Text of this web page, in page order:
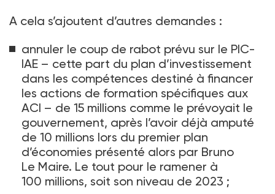
A cela s’ajoutent d’autres demandes :
annuler le coup de rabot prévu sur le PIC-
IAE – cette part du plan d’investissement
dans les compétences destiné à financer
les actions de formation spécifiques aux
ACI – de 15 millions comme le prévoyait le
gouvernement, après l’avoir déjà amputé
de 10 millions lors du premier plan
d’économies présenté alors par Bruno
Le Maire. Le tout pour le ramener à
100 millions, soit son niveau de 2023 ;